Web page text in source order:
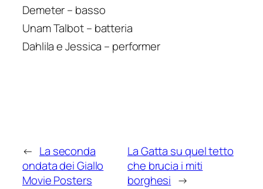
Demeter – basso
Unam Talbot – batteria
Dahlila e Jessica – performer
← La seconda
ondata dei Giallo
Movie Posters
La Gatta su quel tetto
che brucia i miti
borghesi →